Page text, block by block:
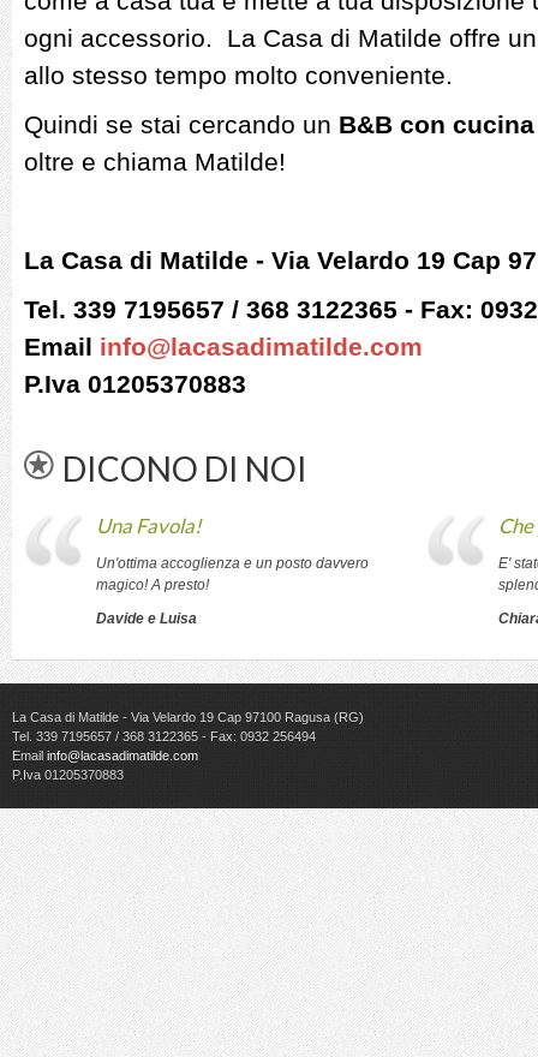
ogni accessorio. La Casa di Matilde offre
allo stesso tempo molto conveniente.
Quindi se stai cercando un B&B con
oltre e chiama Matilde!
La Casa di Matilde - Via Velardo 19 Cap
Tel. 339 7195657 / 368 3122365 - Fax:
Email info@lacasadimatilde.com
P.Iva 01205370883
DICONO DI NOI
Una Favola!
Un'ottima accoglienza e un posto davvero
magico! A presto!
Davide e Luisa
E'
La Casa di Matilde - Via Velardo 19 Cap 97100 Ragusa (RG)
Tel. 339 7195657 / 368 3122365 - Fax: 0932 256494
Email info@lacasadimatilde.com
P.Iva 01205370883